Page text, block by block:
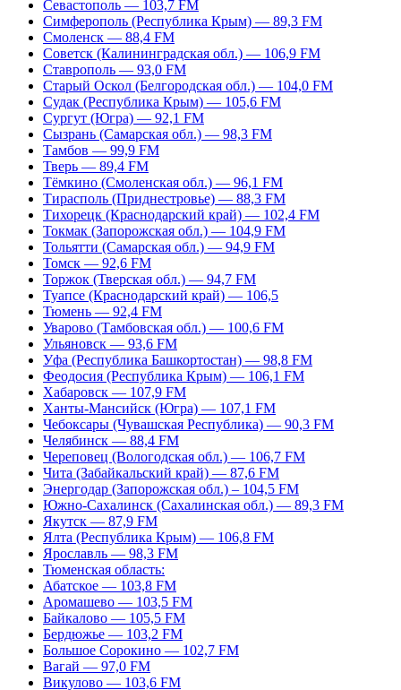
Севастополь — 103,7 FM
Симферополь (Республика Крым) — 89,3 FM
Смоленск — 88,4 FM
Советск (Калининградская обл.) — 106,9 FM
Ставрополь — 93,0 FM
Старый Оскол (Белгородская обл.) — 104,0 FM
Судак (Республика Крым) — 105,6 FM
Сургут (Югра) — 92,1 FM
Сызрань (Самарская обл.) — 98,3 FM
Тамбов — 99,9 FM
Тверь — 89,4 FM
Тёмкино (Смоленская обл.) — 96,1 FM
Тирасполь (Приднестровье) — 88,3 FM
Тихорецк (Краснодарский край) — 102,4 FM
Токмак (Запорожская обл.) — 104,9 FM
Тольятти (Самарская обл.) — 94,9 FM
Томск — 92,6 FM
Торжок (Тверская обл.) — 94,7 FM
Туапсе (Краснодарский край) — 106,5
Тюмень — 92,4 FM
Уварово (Тамбовская обл.) — 100,6 FM
Ульяновск — 93,6 FM
Уфа (Республика Башкортостан) — 98,8 FM
Феодосия (Республика Крым) — 106,1 FM
Хабаровск — 107,9 FM
Ханты-Мансийск (Югра) — 107,1 FM
Чебоксары (Чувашская Республика) — 90,3 FM
Челябинск — 88,4 FM
Череповец (Вологодская обл.) — 106,7 FM
Чита (Забайкальский край) — 87,6 FM
Энергодар (Запорожская обл.) – 104,5 FM
Южно-Сахалинск (Сахалинская обл.) — 89,3 FM
Якутск — 87,9 FM
Ялта (Республика Крым) — 106,8 FM
Ярославль — 98,3 FM
Тюменская область:
Абатское — 103,8 FM
Аромашево — 103,5 FM
Байкалово — 105,5 FM
Бердюжье — 103,2 FM
Большое Сорокино — 102,7 FM
Вагай — 97,0 FM
Викулово — 103,6 FM